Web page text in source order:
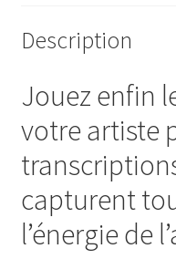
Description
Jouez enfin
votre artiste
capturent
l’énergie de